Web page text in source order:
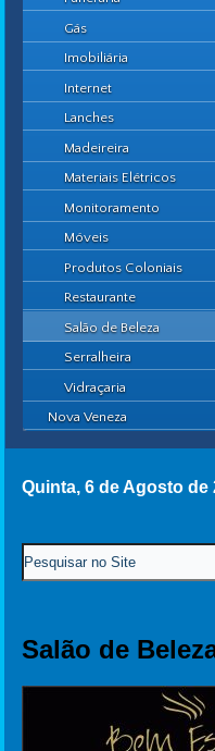
Gás
Imobiliária
Internet
Lanches
Madeireira
Materiais Elétricos
Monitoramento
Móveis
Produtos Coloniais
Restaurante
Salão de Beleza
Serralheira
Vidraçaria
Nova Veneza
Quinta, 6 de Agosto de
Salão de